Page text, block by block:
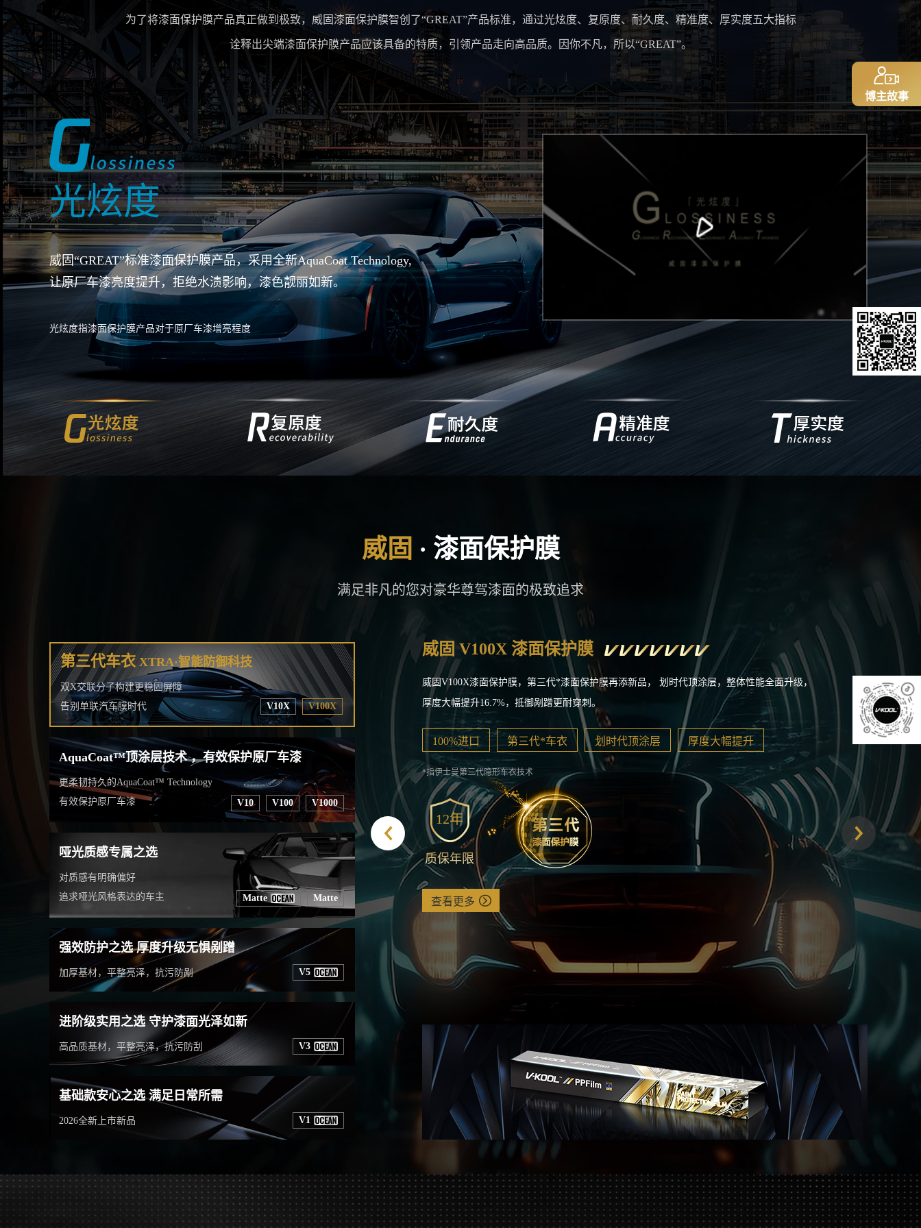
为了将漆面保护膜产品真正做到极致，威固漆面保护膜智创了“GREAT”产品标准，通过光炫度、复原度、耐久度、精准度、厚实度五大指标
诠释出尖端漆面保护膜产品应该具备的特质，引领产品走向高品质。因你不凡，所以“GREAT”。
光炫度
威固“GREAT”标准漆面保护膜产品，采用全新AquaCoat Technology,
让原厂车漆亮度提升，拒绝水渍影响，漆色靓丽如新。
光炫度指漆面保护膜产品对于原厂车漆增亮程度
满足非凡的您对豪华尊驾漆面的极致追求
第三代车衣XTRA·智能防御科技
双X交联分子构建更稳固屏障
告别单联汽车膜时代
V10X V100X
AquaCoat™顶涂层技术 ，有效保护原厂车漆
更柔韧持久的AquaCoat™ Technology
有效保护原厂车漆
V10 V100 V1000
哑光质感专属之选
对质感有明确偏好
追求哑光风格表达的车主
Matte Matte
强效防护之选 厚度升级无惧剐蹭
加厚基材，平整亮泽，抗污防剐 V5
进阶级实用之选 守护漆面光泽如新
高品质基材，平整亮泽，抗污防刮 V3
基础款安心之选 满足日常所需
2026全新上市新品 V1
威固 V100X 漆面保护膜
威固V100X漆面保护膜，第三代*漆面保护膜再添新品， 划时代顶涂层，整体性能全面升级，
厚度大幅提升16.7%，抵御剐蹭更耐穿刺。
100%进口 第三代*车衣 划时代顶涂层 厚度大幅提升
*指伊士曼第三代隐形车衣技术
12年
质保年限
查看更多
博主故事